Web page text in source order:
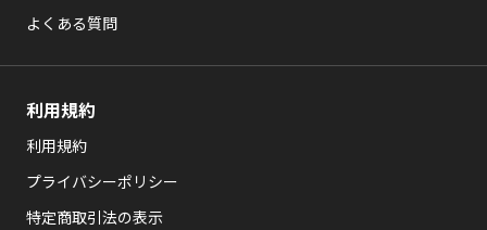
よくある質問
利用規約
利用規約
プライバシーポリシー
特定商取引法の表示